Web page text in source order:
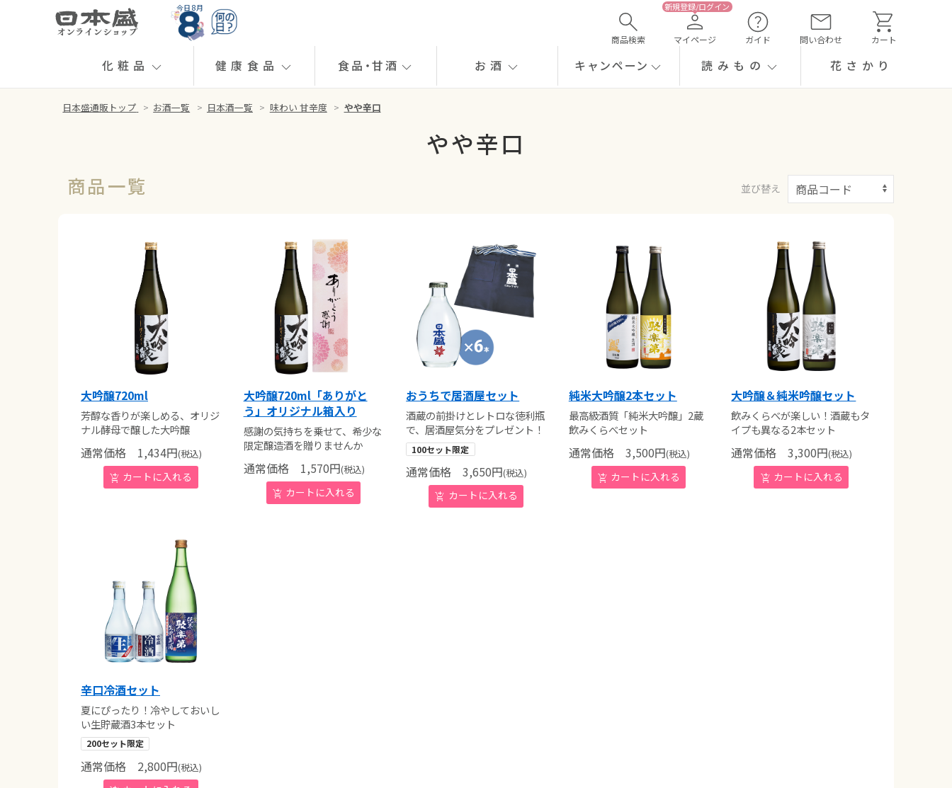
今日 8月
商品検索 マイページ ガイド 問い合わせ カート
化粧品 健康食品 食品・甘酒 お酒 キャンペーン 読みもの 花さかり
日本盛通販トップ > お酒一覧 > 日本酒一覧 > 味わい 甘辛度 > やや辛口
やや辛口
並び替え
商品一覧
大吟醸720ml
芳醇な香りが楽しめる、オリジ
ナル酵母で醸した大吟醸
通常価格 1,434円(税込)
大吟醸720ml「ありがと
う」オリジナル箱入り
感謝の気持ちを乗せて、希少な
限定醸造酒を贈りませんか
通常価格1,570円(税込)
おうちで居酒屋セット
酒蔵の前掛けとレトロな徳利瓶
で、居酒屋気分をプレゼント！
100セット限定
通常価格 3,650円(税込)
純米大吟醸2本セット
最高級酒質「純米大吟醸」2蔵
飲みくらべセット
通常価格3,500円(税込)
大吟醸＆純米吟醸セット
飲みくらべが楽しい！酒蔵もタ
イプも異なる2本セット
通常価格 3,300円(税込)
辛口冷酒セット
夏にぴったり！冷やしておいし
い生貯蔵酒3本セット
200セット限定
通常価格 2,800円(税込)